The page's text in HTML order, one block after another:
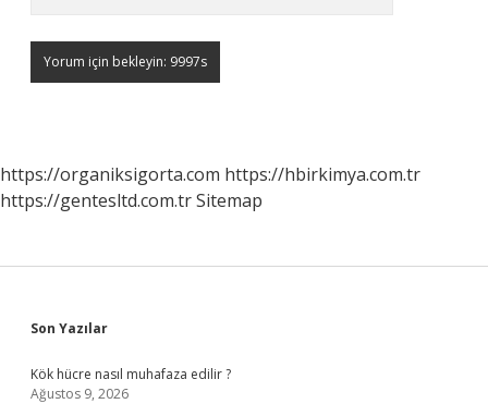
https://organiksigorta.com https://hbirkimya.com.tr
https://gentesltd.com.trSitemap
Sidebar
Son Yazılar
Kök hücre nasıl muhafaza edilir ?
Ağustos 9, 2026